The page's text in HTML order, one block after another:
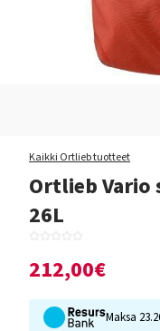
Kaikki Ortlieb tuotteet
Ortlieb Vario
26L
212,00€
Maksa